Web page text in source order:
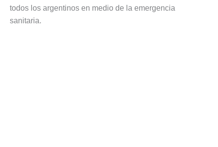
todos los argentinos en medio de la emergencia
sanitaria.